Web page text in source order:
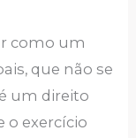
como um
que não se
um direito
o exercício